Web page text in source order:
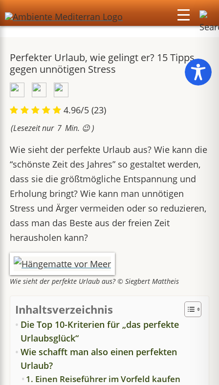
Perfekter Urlaub, wie gelingt er? 15 Tipps
gegen unnötigen Stress
4.96/5 (23)
(Lesezeit nur 7 Min. 😉 )
Wie sieht der perfekte Urlaub aus? Wie kann die
“schönste Zeit des Jahres” so gestaltet werden,
dass sie die größtmögliche Entspannung und
Erholung bringt? Wie kann man unnötigen
Stress und Ärger vermeiden oder so reduzieren,
dass man das Beste aus der freien Zeit
herausholen kann?
Wie sieht der perfekte Urlaub aus? © Siegbert Mattheis
Inhaltsverzeichnis
Die Top 10-Kriterien für „das perfekte
Urlaubsglück“
Wie schafft man also einen perfekten
Urlaub?
1. Einen Reiseführer im Vorfeld kaufen